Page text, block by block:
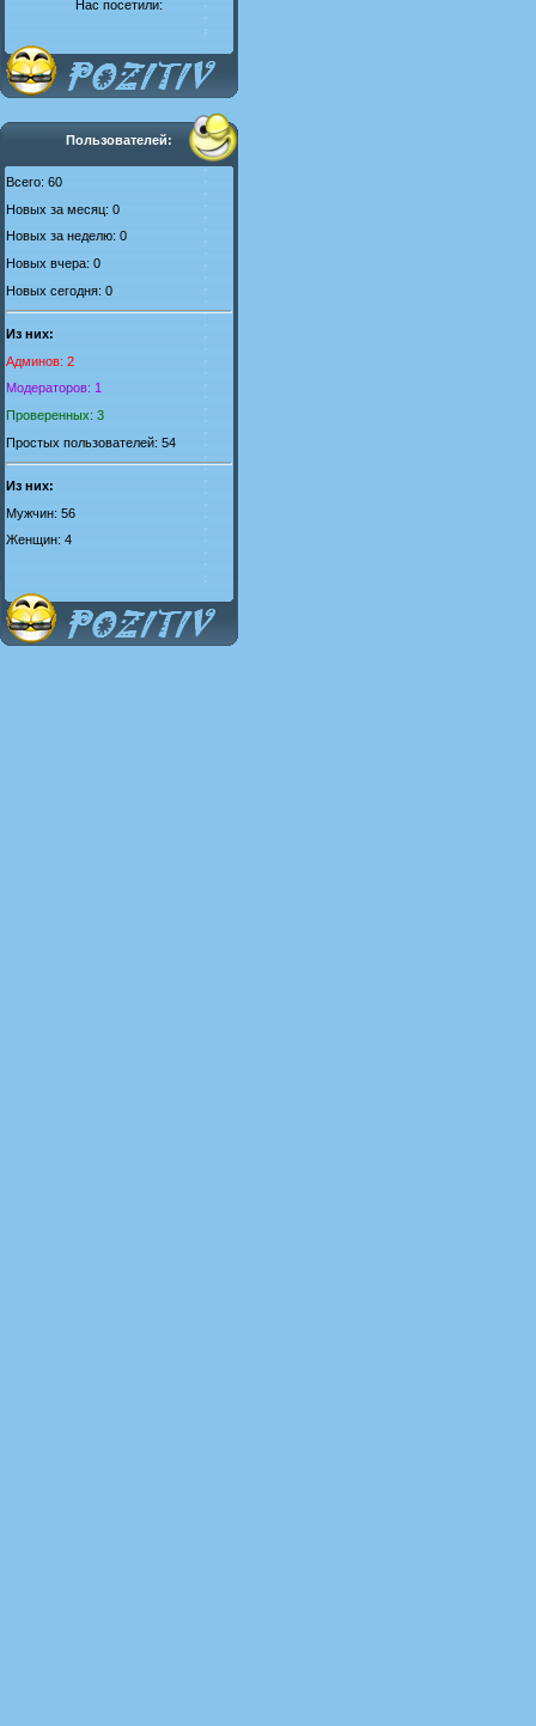
Нас посетили:
Пользователей:
Всего: 60
Новых за месяц: 0
Новых за неделю: 0
Новых вчера: 0
Новых сегодня: 0
Из них:
Админов: 2
Модераторов: 1
Проверенных: 3
Простых пользователей: 54
Из них:
Мужчин: 56
Женщин: 4